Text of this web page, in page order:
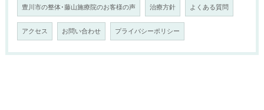
豊川市の整体･藤山施療院のお客様の声 治療方針 よくある質問
アクセス お問い合わせ プライバシーポリシー